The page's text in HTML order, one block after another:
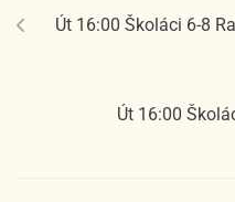
Út 16:00 Školáci 6-8
Út 16:00